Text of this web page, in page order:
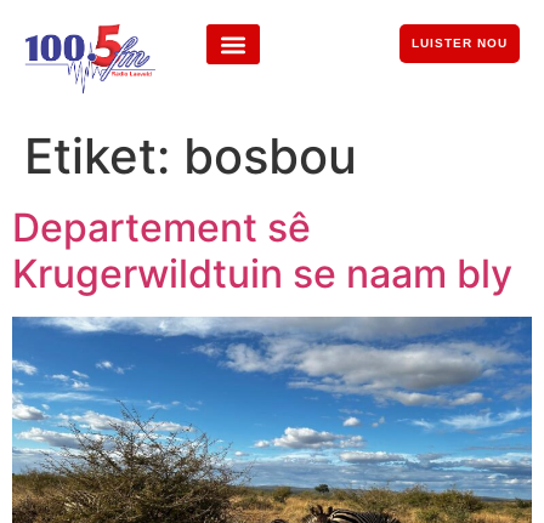
LUISTER NOU
Etiket: bosbou
Departement sê
Krugerwildtuin se naam bly